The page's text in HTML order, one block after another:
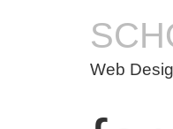
Web